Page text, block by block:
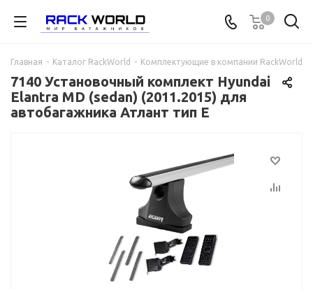
0
Главная - Каталог RackWorld - Комплектующие в компании RackWorld
7140 Установочный комплект Hyundai
Elantra MD (sedan) (2011.2015) для
автобагажника Атлант тип E